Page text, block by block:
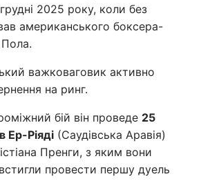
2025 року, коли без
американського боксера-
важковаговик активно
на ринг.
бій він проведе 25
Ер-Ріяді (Саудівська Аравія)
Пренги, з яким вони
провести першу дуель